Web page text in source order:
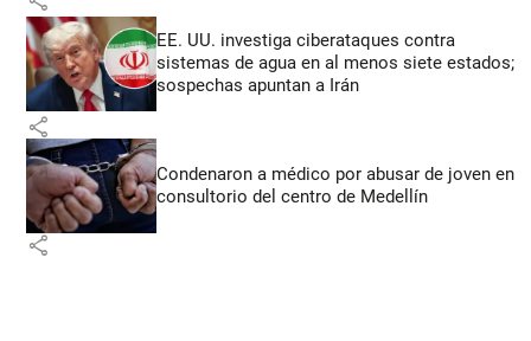
EE. UU. investiga ciberataques contra
sistemas de agua en al menos siete estados;
sospechas apuntan a Irán
share
Condenaron a médico por abusar de joven en
consultorio del centro de Medellín
share